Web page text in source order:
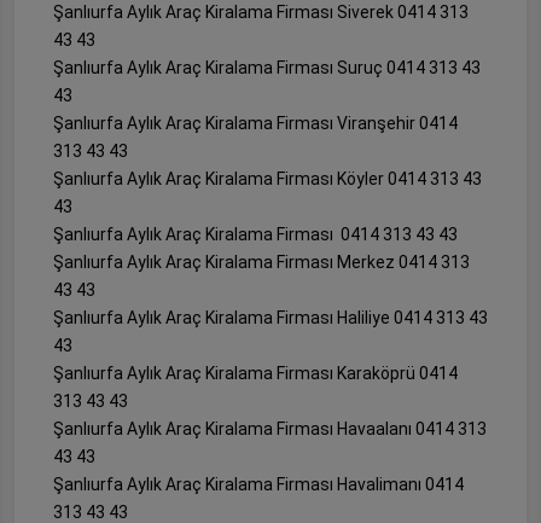
Şanlıurfa Aylık Araç Kiralama Firması Siverek 0414 313
43 43
Şanlıurfa Aylık Araç Kiralama Firması Suruç 0414 313 43
43
Şanlıurfa Aylık Araç Kiralama Firması Viranşehir 0414
313 43 43
Şanlıurfa Aylık Araç Kiralama Firması Köyler 0414 313 43
43
Şanlıurfa Aylık Araç Kiralama Firması 0414 313 43 43
Şanlıurfa Aylık Araç Kiralama Firması Merkez 0414 313
43 43
Şanlıurfa Aylık Araç Kiralama Firması Haliliye 0414 313 43
43
Şanlıurfa Aylık Araç Kiralama Firması Karaköprü 0414
313 43 43
Şanlıurfa Aylık Araç Kiralama Firması Havaalanı 0414 313
43 43
Şanlıurfa Aylık Araç Kiralama Firması Havalimanı 0414
313 43 43